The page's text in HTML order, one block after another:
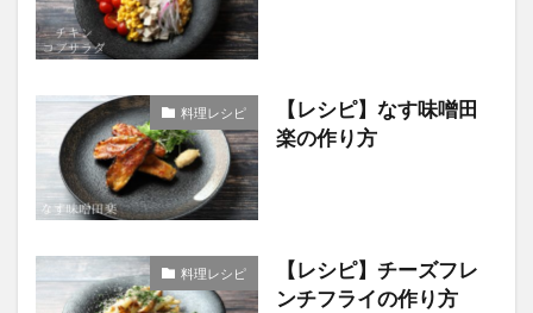
料理レシピ
【レシピ】なす味噌田
楽の作り方
料理レシピ
【レシピ】チーズフレ
ンチフライの作り方